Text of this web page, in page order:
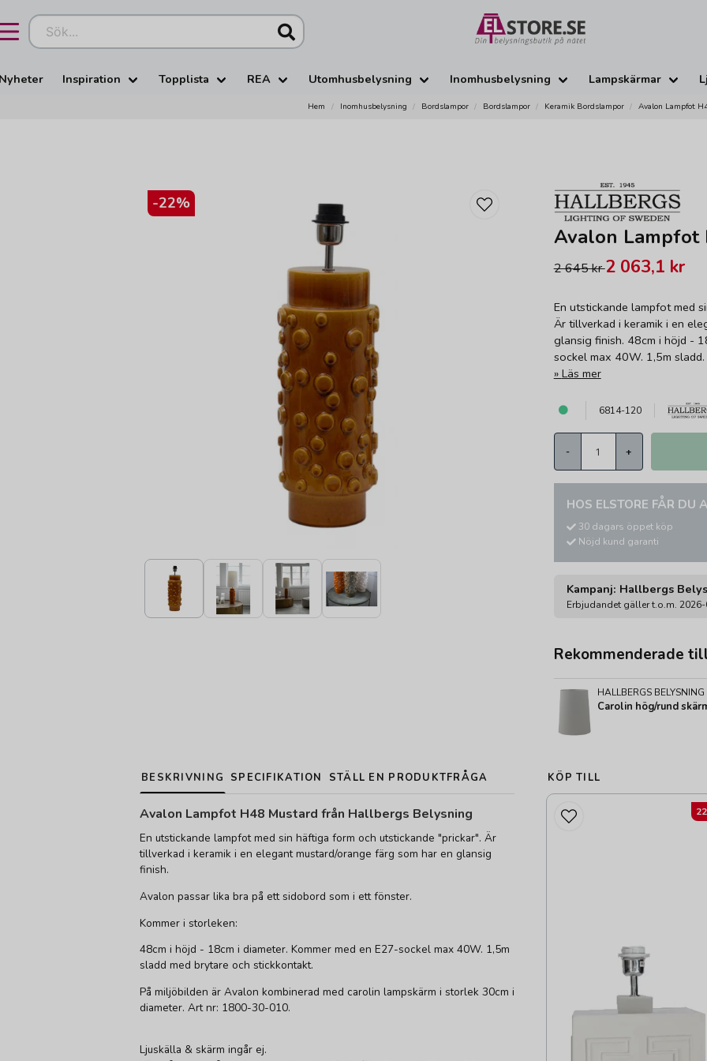
Sök...
Inspiration Topplista REA Utomhusbelysning Inomhusbelysning Lampskärmar
Hem Inomhusbelysning Bordslampor Bordslampor Keramik Bordslampor Avalon Lampfot
-22%
Avalon Lampfot
2 645 kr2 063,1 kr
En utstickande lampfot med
Är tillverkad i keramik i en
glansig finish. 48cm i höjd -
sockel max 40W. 1,5m sladd.
Läs mer
6814-120
- +
HOS ELSTORE FÅR DU
30 dagars öppet köp
Nöjd kund garanti
Kampanj: Hallbergs
Erbjudandet gäller t.o.m.
Rekommenderade
HALLBERGS BELYSNING
Carolin hög/rund
BESKRIVNING SPECIFIKATION STÄLL EN PRODUKTFRÅGA
Avalon Lampfot H48 Mustard från Hallbergs Belysning
En utstickande lampfot med sin häftiga form och utstickande "prickar". Är
tillverkad i keramik i en elegant mustard/orange färg som har en glansig
finish.
Avalon passar lika bra på ett sidobord som i ett fönster.
Kommer i storleken:
48cm i höjd - 18cm i diameter. Kommer med en E27-sockel max 40W. 1,5m
sladd med brytare och stickkontakt.
På miljöbilden är Avalon kombinerad med carolin lampskärm i storlek 30cm i
diameter. Art nr: 1800-30-010.
Ljuskälla & skärm ingår ej.
KÖP TILL